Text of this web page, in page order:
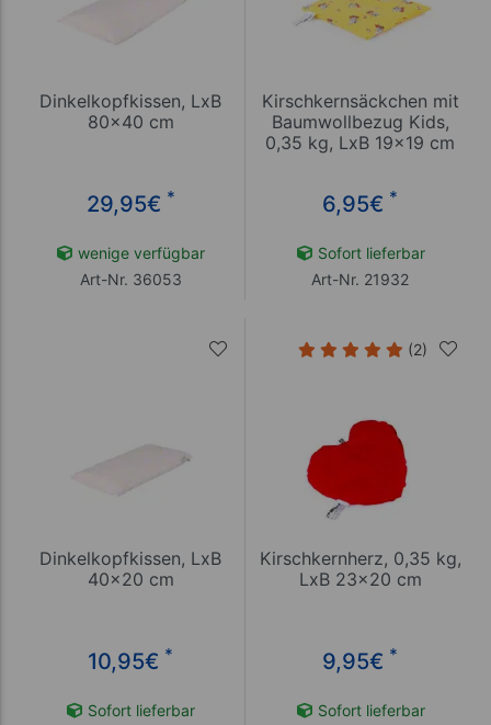
Dinkelkopfkissen, LxB
80x40 cm
29,95€ *
wenige verfügbar
Art-Nr. 36053
Kirschkernsäckchen mit
Baumwollbezug Kids,
0,35 kg, LxB 19x19 cm
6,95€ *
Sofort lieferbar
Art-Nr. 21932
Dinkelkopfkissen, LxB
40x20 cm
10,95€ *
Sofort lieferbar
(2)
Kirschkernherz, 0,35 kg,
LxB 23x20 cm
9,95€ *
Sofort lieferbar